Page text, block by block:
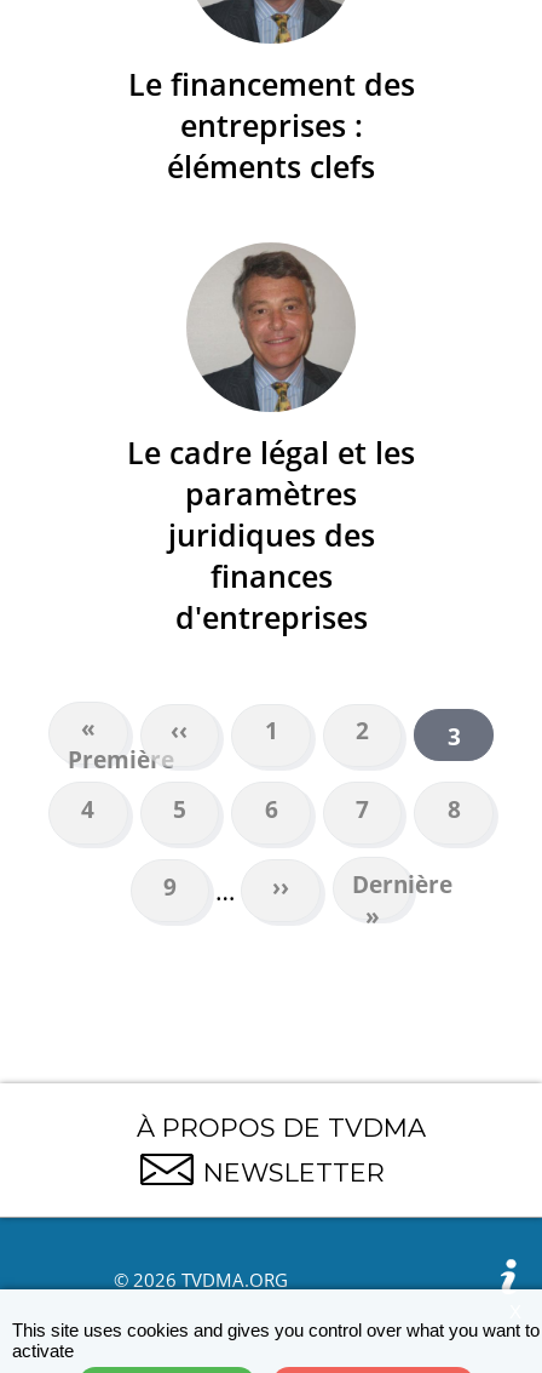
Le financement des
entreprises :
éléments clefs
Le cadre légal et les
paramètres
juridiques des
finances
d'entreprises
PAGINATION
Première
page
«
Première
Page
précédente
‹‹ Page
1 Page
2
Page
3
Page
4 Page
5 Page
6 Page
7 Page
8
Page
9 …
Page
suivante
››
Dernière
page
Dernière
»
À PROPOS DE TVDMA
NEWSLETTER
© 2026 TVDMA.ORG
This site uses cookies and gives you control over what you want to
activate